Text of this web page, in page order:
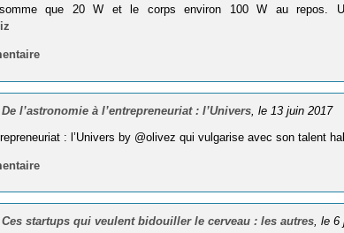
que 20 W et le corps environ 100 W au repos.
De l’astronomie à l’entrepreneuriat : l’Univers , le 13 juin 2017
: l’Univers by @olivez qui vulgarise avec son talent
Ces startups qui veulent bidouiller le cerveau : les autres, le 6